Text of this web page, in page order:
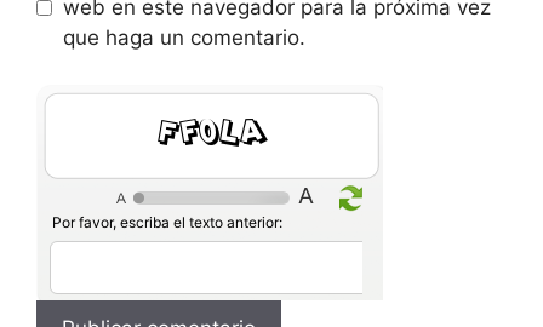
web en este navegador para la próxima vez
que haga un comentario.
mJbS1
Por favor, escriba el texto anterior: